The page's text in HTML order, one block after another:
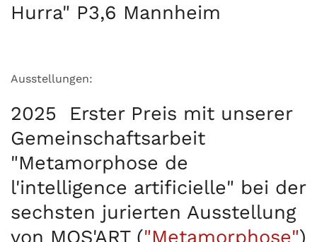
Hurra" P3,6 Mannheim
Ausstellungen:
2025 Erster Preis mit unserer
Gemeinschaftsarbeit
"Metamorphose de
l'intelligence artificielle" bei der
sechsten jurierten Ausstellung
von MOS'ART ("Metamorphose")